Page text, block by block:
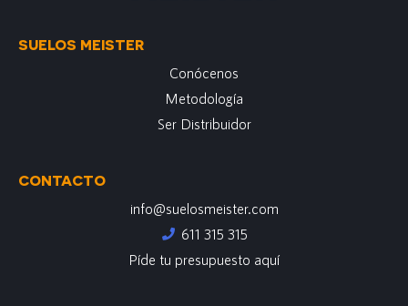
SUELOS MEISTER
Conócenos
Metodología
Ser Distribuidor
CONTACTO
info@suelosmeister.com
611 315 315
Píde tu presupuesto aquí